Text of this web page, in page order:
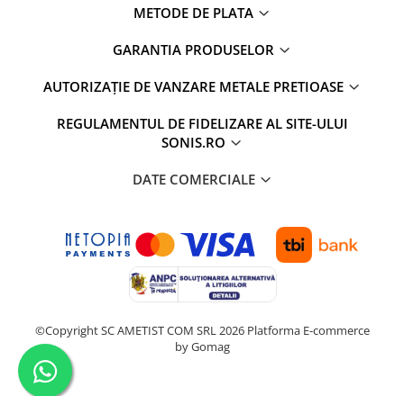
METODE DE PLATA
GARANTIA PRODUSELOR
AUTORIZAȚIE DE VANZARE METALE PRETIOASE
REGULAMENTUL DE FIDELIZARE AL SITE-ULUI
SONIS.RO
DATE COMERCIALE
©Copyright SC AMETIST COM SRL 2026 Platforma E-commerce
by Gomag